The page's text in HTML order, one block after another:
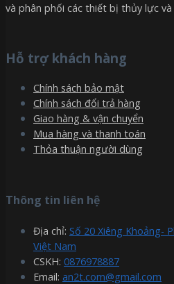
và phân phối các thiết bị thủy lực
Hỗ trợ khách hàng
Chính sách bảo mật
Chính sách đổi trả hàng
Giao hàng & vận chuyển
Mua hàng và thanh toán
Thỏa thuận người dùng
Thông tin liên hệ
Địa chỉ: Số 20 Xiêng Khoảng-
Việt Nam
CSKH: 0876978887
Email: an2t.com@gmail.com